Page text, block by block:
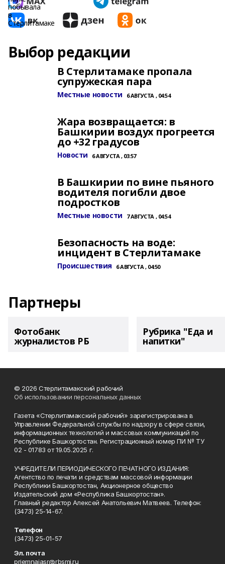
Выбор редакции
В Стерлитамаке пропала
супружеская пара
Местные новости 6 АВГУСТА , 04:54
Жара возвращается: в
Башкирии воздух прогреется
до +32 градусов
Новости 6 АВГУСТА , 03:57
В Башкирии по вине пьяного
водителя погибли двое
подростков
Местные новости 7 АВГУСТА , 04:54
Безопасность на воде:
инцидент в Стерлитамаке
Происшествия 6 АВГУСТА , 04:50
Партнеры
Фотобанк
журналистов РБ
Рубрика "Еда и
напитки"
© 2026 Стерлитамакский рабочий
Об использовании персональных данных
Газета «Стерлитамакский рабочий» зарегистрирована в
Управлении Федеральной службы по надзору в сфере связи,
информационных технологий и массовых коммуникаций по
Республике Башкортостан. Регистрационный номер ПИ № ТУ
02 - 01783 от 19.05.2025 г.
УЧРЕДИТЕЛИ ПЕРИОДИЧЕСКОГО ПЕЧАТНОГО ИЗДАНИЯ:
Агентство по печати и средствам массовой информации
Республики Башкортостан, Акционерное общество
Издательский дом «Республика Башкортостан».
Главный редактор Алексей Анатольевич Матвеев. Телефон:
(3473) 25-14-67.
Телефон
(3473) 25-01-57
Эл. почта
priemnajasr@rbsmi.ru